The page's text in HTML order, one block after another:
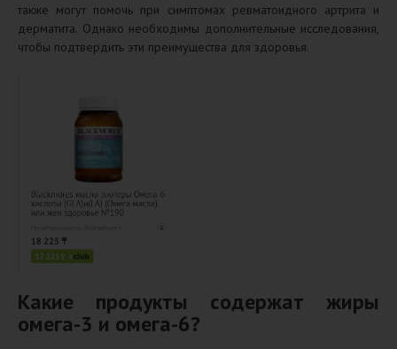
также могут помочь при симптомах ревматоидного артрита и
дерматита. Однако необходимы дополнительные исследования,
чтобы подтвердить эти преимущества для здоровья.
Какие продукты содержат жиры
омега-3 и омега-6?